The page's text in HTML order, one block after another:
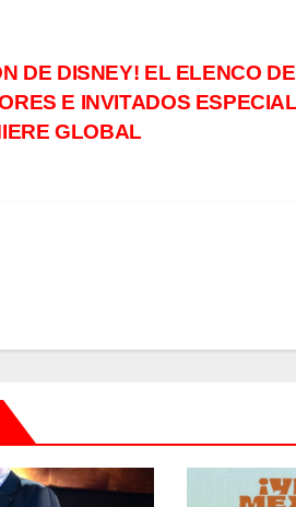
DE DISNEY! EL ELENCO
E INVITADOS
GLOBAL